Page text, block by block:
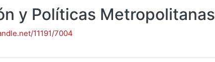
y Políticas Metropolitanas
11191/7004